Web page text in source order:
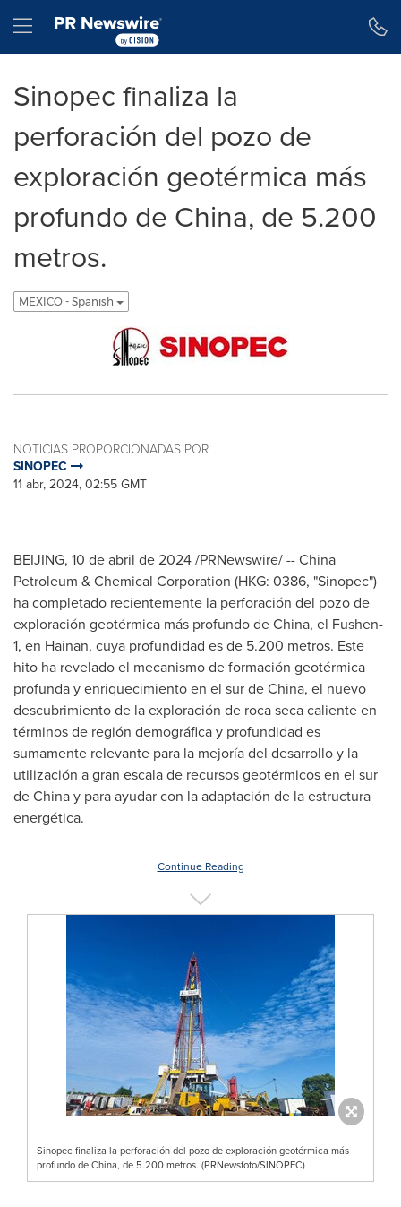
Hamburger menu
Sinopec finaliza la
perforación del pozo de
exploración geotérmica más
profundo de China, de 5.200
metros.
MEXICO - Spanish
NOTICIAS PROPORCIONADAS POR
SINOPEC
11 abr, 2024, 02:55 GMT
BEIJING, 10 de abril de 2024/PRNewswire/ -- China
Petroleum & Chemical Corporation (HKG: 0386, "Sinopec")
ha completado recientemente la perforación del pozo de
exploración geotérmica más profundo deChina, el Fushen-
1, en Hainan, cuya profundidad es de 5.200 metros. Este
hito ha revelado el mecanismo de formación geotérmica
profunda y enriquecimiento en el sur deChina, el nuevo
descubrimiento de la exploración de roca seca caliente en
términos de región demográfica y profundidad es
sumamente relevante para la mejoría del desarrollo y la
utilización a gran escala de recursos geotérmicos en el sur
deChinay para ayudar con la adaptación de la estructura
energética.
Continue Reading
Sinopec finaliza la perforación del pozo de exploración geotérmica más
profundo de China, de 5.200 metros. (PRNewsfoto/SINOPEC)